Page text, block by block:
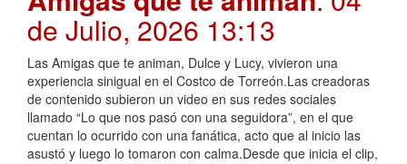
de Julio, 2026 13:13
Las Amigas que te animan, Dulce y Lucy, vivieron una
experiencia sinigual en el Costco de Torreón.Las creadoras
de contenido subieron un video en sus redes sociales
llamado “Lo que nos pasó con una seguidora”, en el que
cuentan lo ocurrido con una fanática, acto que al inicio las
asustó y luego lo tomaron con calma.Desde que inicia el clip,